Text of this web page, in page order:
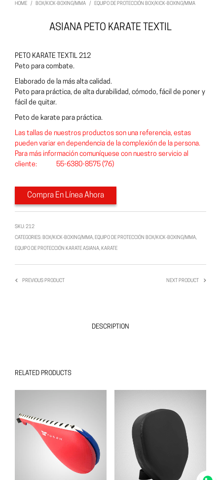
HOME / BOX/KICK-BOXING/MMA / EQUIPO DE PROTECCIÓN BOX/KICK-BOXING/MMA
ASIANA PETO KARATE TEXTIL
PETO KARATE TEXTIL 212
Peto para combate.
Elaborado de la más alta calidad.
Peto para práctica, de alta durabilidad, cómodo, fácil de poner y
fácil de quitar.
Peto de karate para práctica.
Las tallas de nuestros productos son una referencia, estas
pueden variar en dependencia de la complexión de la persona.
Para más información comuníquese con nuestro servicio al
cliente: 55-6380-8575 (76)
Compra En Línea Ahora
SKU:212
CATEGORIES: BOX/KICK-BOXING/MMA, EQUIPO DE PROTECCIÓN BOX/KICK-BOXING/MMA,
EQUIPO DE PROTECCIÓN KARATE ASIANA, KARATE
PREVIOUS PRODUCT NEXT PRODUCT
DESCRIPTION
RELATED PRODUCTS